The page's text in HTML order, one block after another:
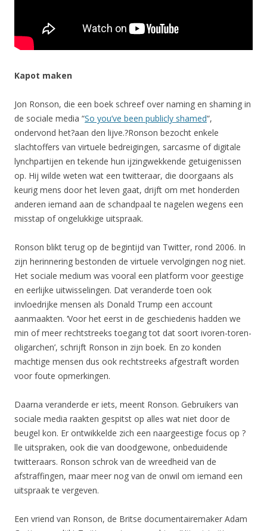
Kapot maken
Jon Ronson, die een boek schreef over naming en shaming in
de sociale media “So you’ve been publicly shamed“,
ondervond het?aan den lijve.?Ronson bezocht enkele
slachtoffers van virtuele bedreigingen, sarcasme of digitale
lynchpartijen en tekende hun ijzingwekkende getuigenissen
op. Hij wilde weten wat een twitteraar, die doorgaans als
keurig mens door het leven gaat, drijft om met honderden
anderen iemand aan de schandpaal te nagelen wegens een
misstap of ongelukkige uitspraak.
Ronson blikt terug op de begintijd van Twitter, rond 2006. In
zijn herinnering bestonden de virtuele vervolgingen nog niet.
Het sociale medium was vooral een platform voor geestige
en eerlijke uitwisselingen. Dat veranderde toen ook
invloedrijke mensen als Donald Trump een account
aanmaakten. ‘Voor het eerst in de geschiedenis hadden we
min of meer rechtstreeks toegang tot dat soort ivoren-toren-
oligarchen’, schrijft Ronson in zijn boek. En zo konden
machtige mensen dus ook rechtstreeks afgestraft worden
voor foute opmerkingen.
Daarna veranderde er iets, meent Ronson. Gebruikers van
sociale media raakten gespitst op alles wat niet door de
beugel kon. Er ontwikkelde zich een naargeestige focus op ?
lle uitspraken, ook die van doodgewone, onbeduidende
twitteraars. Ronson schrok van de wreedheid van de
afstraffingen, maar meer nog van de onwil om iemand een
uitspraak te vergeven.
Een vriend van Ronson, de Britse documentairemaker Adam